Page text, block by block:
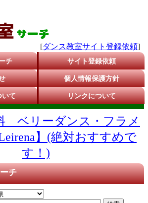
[ダンス教室サイト登録依頼]
チ サイト登録依頼
個人情報保護方針
いて リンクについて
ベリーダンス・フラメ
】(絶対おすすめで
す！)
チ